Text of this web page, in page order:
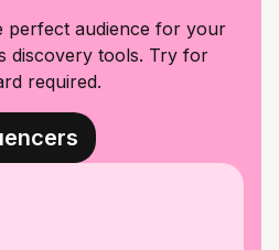
perfect audience for your
discovery tools. Try for
required.